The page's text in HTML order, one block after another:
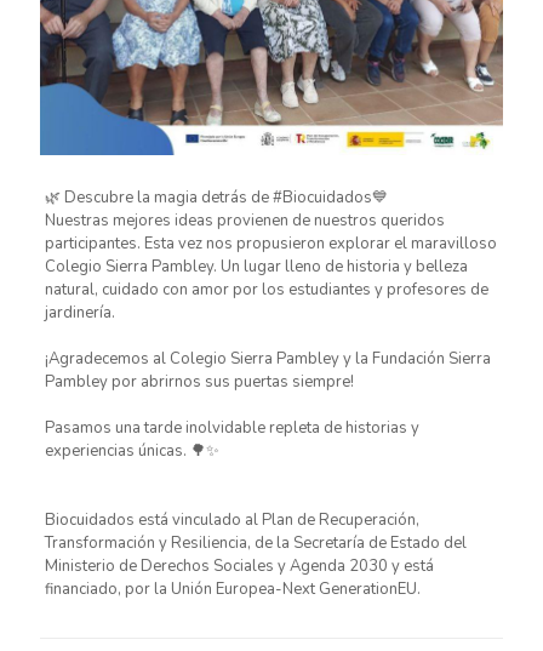
🌿 Descubre la magia detrás de #Biocuidados💙
Nuestras mejores ideas provienen de nuestros queridos
participantes. Esta vez nos propusieron explorar el maravilloso
Colegio Sierra Pambley. Un lugar lleno de historia y belleza
natural, cuidado con amor por los estudiantes y profesores de
jardinería.
¡Agradecemos al Colegio Sierra Pambley y la Fundación Sierra
Pambley por abrirnos sus puertas siempre!
Pasamos una tarde inolvidable repleta de historias y
experiencias únicas. 🌳✨
Biocuidados está vinculado al Plan de Recuperación,
Transformación y Resiliencia, de la Secretaría de Estado del
Ministerio de Derechos Sociales y Agenda 2030 y está
financiado, por la Unión Europea-Next GenerationEU.